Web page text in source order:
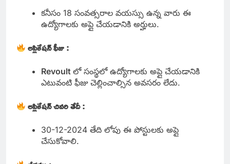
కనీసం 18 సంవత్సరాల వయస్సు ఉన్న వారు ఈ
ఉద్యోగాలకు అప్లై చేయడానికి అర్హులు.
అప్లికేషన్ ఫీజు :
Revoult లో సంస్థలో ఉద్యోగాలకు అప్లై చేయడానికి
ఎటువంటి ఫీజు చెల్లించాల్సిన అవసరం లేదు.
అప్లికేషన్ చివరి తేదీ :
30-12-2024 తేది లోపు ఈ పోస్టులకు అప్లై
చేసుకోవాలి.